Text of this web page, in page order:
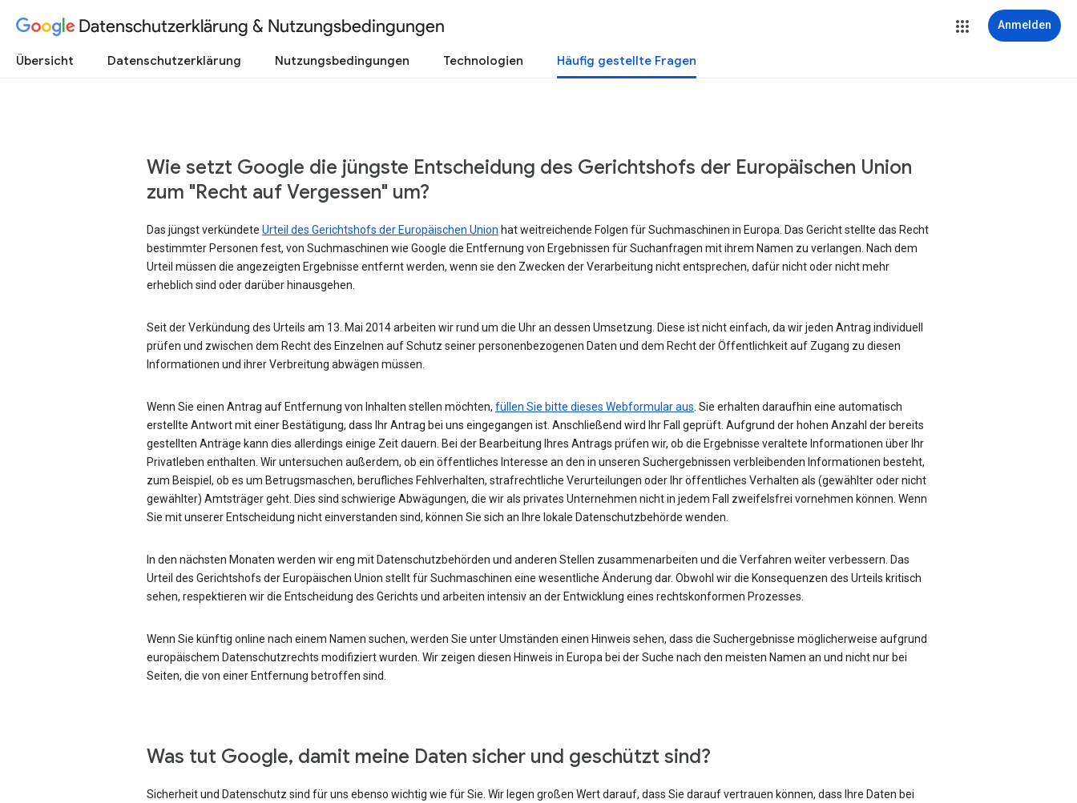
Datenschutzerklärung & Nutzungsbedingungen Anmelden
Übersicht Datenschutzerklärung Nutzungsbedingungen Technologien Häufig gestellte Fragen
Wie setzt Google die jüngste Entscheidung des Gerichtshofs der Europäischen Union
zum "Recht auf Vergessen" um?
Das jüngst verkündete Urteil des Gerichtshofs der Europäischen Union hat weitreichende Folgen für Suchmaschinen in Europa. Das Gericht stellte das Recht
bestimmter Personen fest, von Suchmaschinen wie Google die Entfernung von Ergebnissen für Suchanfragen mit ihrem Namen zu verlangen. Nach dem
Urteil müssen die angezeigten Ergebnisse entfernt werden, wenn sie den Zwecken der Verarbeitung nicht entsprechen, dafür nicht oder nicht mehr
erheblich sind oder darüber hinausgehen.
Seit der Verkündung des Urteils am 13. Mai 2014 arbeiten wir rund um die Uhr an dessen Umsetzung. Diese ist nicht einfach, da wir jeden Antrag individuell
prüfen und zwischen dem Recht des Einzelnen auf Schutz seiner personenbezogenen Daten und dem Recht der Öffentlichkeit auf Zugang zu diesen
Informationen und ihrer Verbreitung abwägen müssen.
Wenn Sie einen Antrag auf Entfernung von Inhalten stellen möchten, füllen Sie bitte dieses Webformular aus . Sie erhalten daraufhin eine automatisch
erstellte Antwort mit einer Bestätigung, dass Ihr Antrag bei uns eingegangen ist. Anschließend wird Ihr Fall geprüft. Aufgrund der hohen Anzahl der bereits
gestellten Anträge kann dies allerdings einige Zeit dauern. Bei der Bearbeitung Ihres Antrags prüfen wir, ob die Ergebnisse veraltete Informationen über Ihr
Privatleben enthalten. Wir untersuchen außerdem, ob ein öffentliches Interesse an den in unseren Suchergebnissen verbleibenden Informationen besteht,
zum Beispiel, ob es um Betrugsmaschen, berufliches Fehlverhalten, strafrechtliche Verurteilungen oder Ihr öffentliches Verhalten als (gewählter oder nicht
gewählter) Amtsträger geht. Dies sind schwierige Abwägungen, die wir als privates Unternehmen nicht in jedem Fall zweifelsfrei vornehmen können. Wenn
Sie mit unserer Entscheidung nicht einverstanden sind, können Sie sich an Ihre lokale Datenschutzbehörde wenden.
In den nächsten Monaten werden wir eng mit Datenschutzbehörden und anderen Stellen zusammenarbeiten und die Verfahren weiter verbessern. Das
Urteil des Gerichtshofs der Europäischen Union stellt für Suchmaschinen eine wesentliche Änderung dar. Obwohl wir die Konsequenzen des Urteils kritisch
sehen, respektieren wir die Entscheidung des Gerichts und arbeiten intensiv an der Entwicklung eines rechtskonformen Prozesses.
Wenn Sie künftig online nach einem Namen suchen, werden Sie unter Umständen einen Hinweis sehen, dass die Suchergebnisse möglicherweise aufgrund
europäischem Datenschutzrechts modifiziert wurden. Wir zeigen diesen Hinweis in Europa bei der Suche nach den meisten Namen an und nicht nur bei
Seiten, die von einer Entfernung betroffen sind.
Was tut Google, damit meine Daten sicher und geschützt sind?
Sicherheit und Datenschutz sind für uns ebenso wichtig wie für Sie. Wir legen großen Wert darauf, dass Sie darauf vertrauen können, dass Ihre Daten bei